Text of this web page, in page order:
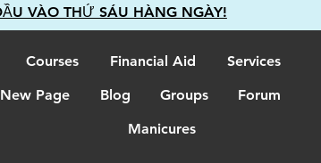
VÀO THỨ SÁU HÀNG NGÀY!
Courses Financial Aid
Services
New Page Blog Groups
Forum
Manicures